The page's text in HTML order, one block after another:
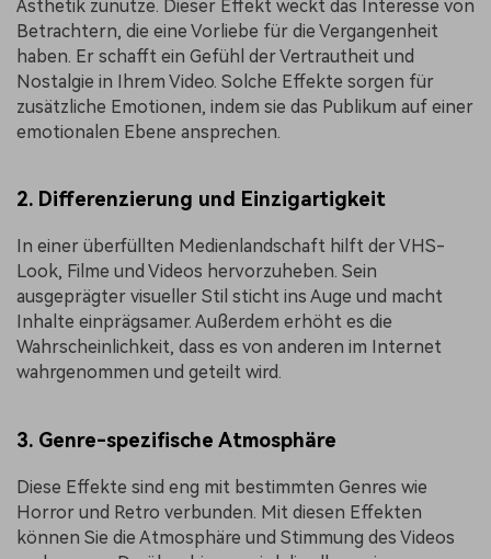
Ästhetik zunutze. Dieser Effekt weckt das Interesse von
Betrachtern, die eine Vorliebe für die Vergangenheit
haben. Er schafft ein Gefühl der Vertrautheit und
Nostalgie in Ihrem Video. Solche Effekte sorgen für
zusätzliche Emotionen, indem sie das Publikum auf einer
emotionalen Ebene ansprechen.
2. Differenzierung und Einzigartigkeit
In einer überfüllten Medienlandschaft hilft der VHS-
Look, Filme und Videos hervorzuheben. Sein
ausgeprägter visueller Stil sticht ins Auge und macht
Inhalte einprägsamer. Außerdem erhöht es die
Wahrscheinlichkeit, dass es von anderen im Internet
wahrgenommen und geteilt wird.
3. Genre-spezifische Atmosphäre
Diese Effekte sind eng mit bestimmten Genres wie
Horror und Retro verbunden. Mit diesen Effekten
können Sie die Atmosphäre und Stimmung des Videos